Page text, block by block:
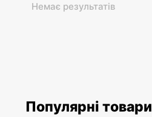
Немає результатів
Популярні товари